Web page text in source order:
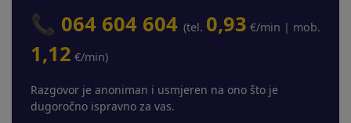
📞 064 604 604 (tel. 0,93 €/min | mob.
1,12 €/min)
Razgovor je anoniman i usmjeren na ono što je
dugoročno ispravno za vas.